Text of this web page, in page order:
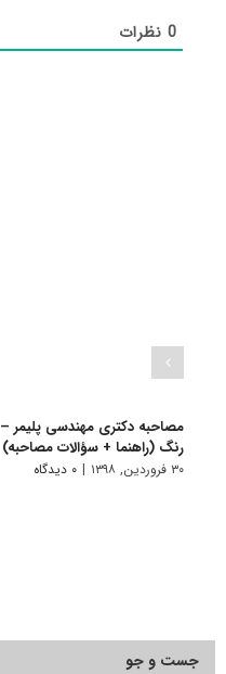
0نظرات
مصاحبه دکتری مهندسی پلیمر –
رنگ (راهنما + سؤالات مصاحبه)
۳۰ فروردین, ۱۳۹۸ | ۰ دیدگاه
جست و جو